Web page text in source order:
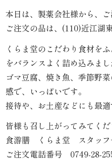
幕
の
内
弁
当
折
詰
本日は、製薬会社様から、ご
ご注文の品は、(110)近江湖
くらま堂のこだわり食材を
をバランスよく詰め込みまし
ゴマ豆腐、焼き魚、季節野
感で、いっぱいです。
接待や、お土産などにも最適
皆様も召し上がってみてくだ
食游膳 くらま堂 スタッフ
ご注文電話番号 0749-28-